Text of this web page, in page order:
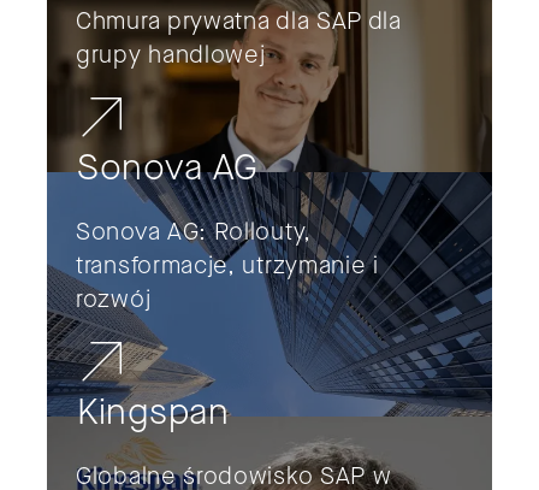
Chmura prywatna dla SAP dla
grupy handlowej
Sonova AG
Sonova AG: Rollouty,
transformacje, utrzymanie i
rozwój
Kingspan
Globalne środowisko SAP w